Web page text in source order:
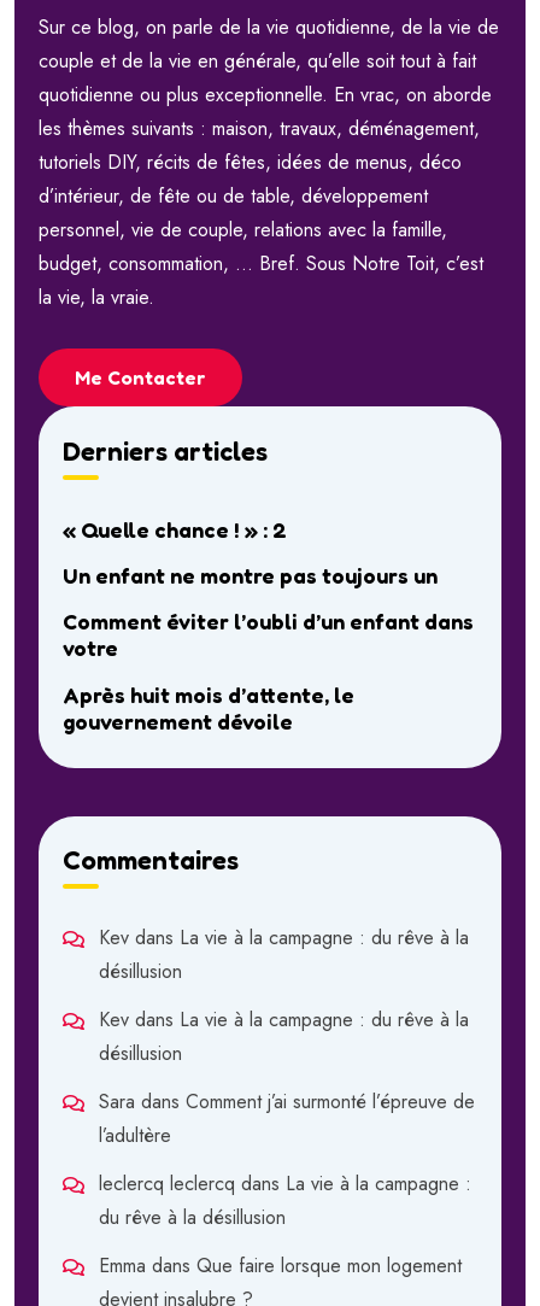
Sur ce blog, on parle de la vie quotidienne, de la vie de
couple et de la vie en générale, qu’elle soit tout à fait
quotidienne ou plus exceptionnelle. En vrac, on aborde
les thèmes suivants : maison, travaux, déménagement,
tutoriels DIY, récits de fêtes, idées de menus, déco
d’intérieur, de fête ou de table, développement
personnel, vie de couple, relations avec la famille,
budget, consommation, … Bref. Sous Notre Toit, c’est
la vie, la vraie.
Me Contacter
Derniers articles
« Quelle chance ! » : 2
Un enfant ne montre pas toujours un
Comment éviter l’oubli d’un enfant dans
votre
Après huit mois d’attente, le
gouvernement dévoile
Commentaires
Kev dans La vie à la campagne : du rêve à la
désillusion
Kev dans La vie à la campagne : du rêve à la
désillusion
Sara dans Comment j’ai surmonté l’épreuve de
l’adultère
leclercq leclercq dans La vie à la campagne :
du rêve à la désillusion
Emma dans Que faire lorsque mon logement
devient insalubre ?